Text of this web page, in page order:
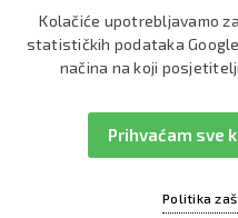
Kolačiće upotrebljavamo
statističkih podataka
načina na koji
Politika
Prihvaćam sve